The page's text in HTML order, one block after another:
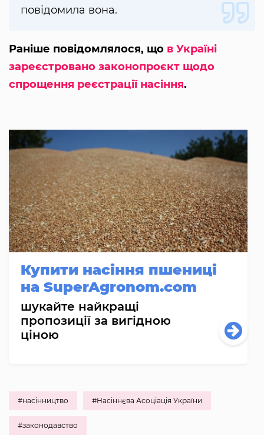
повідомила вона.
Раніше повідомлялося, що в Україні
зареєстровано законопроєкт щодо
спрощення реєстрації насіння.
Купити насіння пшениці
на SuperAgronom.com
шукайте найкращі
пропозиції за вигідною
ціною
#насінництво #Насіннєва Асоціація України
#законодавство